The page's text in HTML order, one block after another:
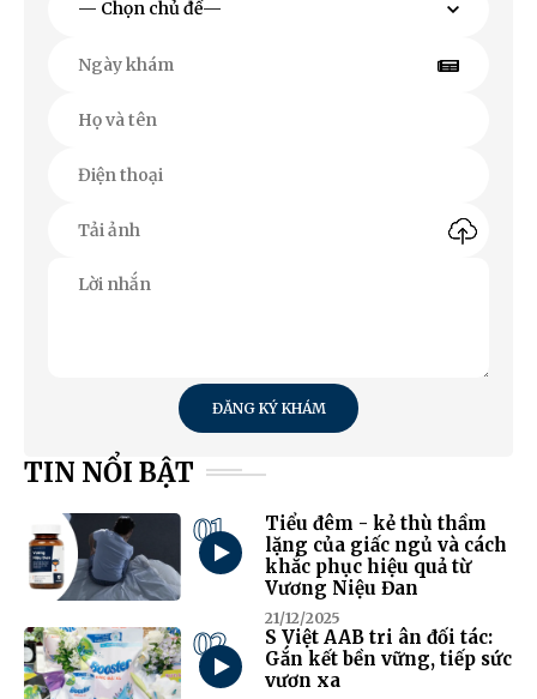
ĐĂNG KÝ KHÁM
TIN NỔI BẬT
01
Tiểu đêm - kẻ thù thầm
lặng của giấc ngủ và cách
khắc phục hiệu quả từ
Vương Niệu Đan
21/12/2025
02
S Việt AAB tri ân đối tác:
Gắn kết bền vững, tiếp sức
vươn xa